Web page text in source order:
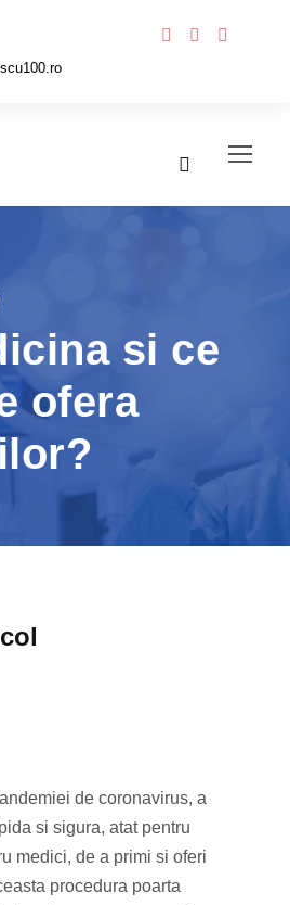
si ce
ofera
de coronavirus, a
si sigura, atat pentru
medici, de a primi si oferi
procedura poarta